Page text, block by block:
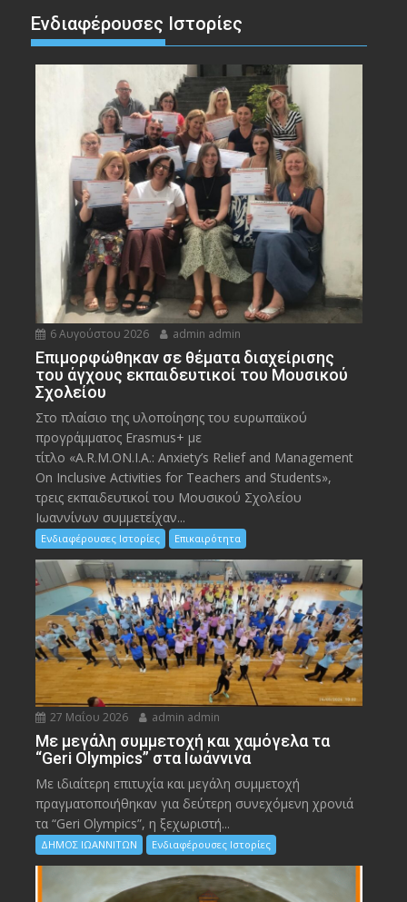
Ενδιαφέρουσες Ιστορίες
6 Αυγούστου 2026 admin admin
Eπιμορφώθηκαν σε θέματα διαχείρισης
του άγχους εκπαιδευτικοί του Μουσικού
Σχολείου
Στο πλαίσιο της υλοποίησης του ευρωπαϊκού
προγράμματος Erasmus+ με
τίτλο «A.R.M.ON.I.A.: Anxiety’s Relief and Management
On Inclusive Activities for Teachers and Students»,
τρεις εκπαιδευτικοί του Μουσικού Σχολείου
Ιωαννίνων συμμετείχαν...
Ενδιαφέρουσες Ιστορίες Επικαιρότητα
27 Μαΐου 2026 admin admin
Με μεγάλη συμμετοχή και χαμόγελα τα
“Geri Olympics” στα Ιωάννινα
Με ιδιαίτερη επιτυχία και μεγάλη συμμετοχή
πραγματοποιήθηκαν για δεύτερη συνεχόμενη χρονιά
τα “Geri Olympics”, η ξεχωριστή...
ΔΗΜΟΣ ΙΩΑΝΝΙΤΩΝ Ενδιαφέρουσες Ιστορίες